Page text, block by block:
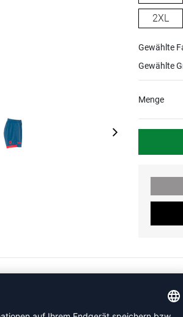
2XL
Gewählte
Gewählte
Menge